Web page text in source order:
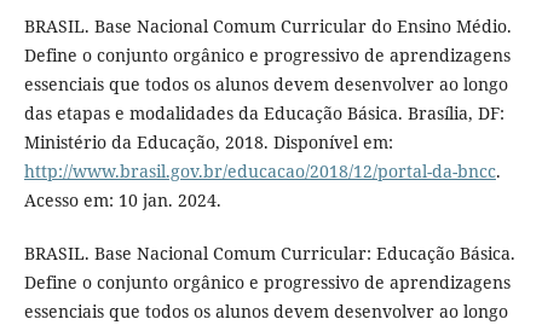
BRASIL. Base Nacional Comum Curricular do Ensino Médio.
Define o conjunto orgânico e progressivo de aprendizagens
essenciais que todos os alunos devem desenvolver ao longo
das etapas e modalidades da Educação Básica. Brasília, DF:
Ministério da Educação, 2018. Disponível em:
http://www.brasil.gov.br/educacao/2018/12/portal-da-bncc.
Acesso em: 10 jan. 2024.
BRASIL. Base Nacional Comum Curricular: Educação Básica.
Define o conjunto orgânico e progressivo de aprendizagens
essenciais que todos os alunos devem desenvolver ao longo